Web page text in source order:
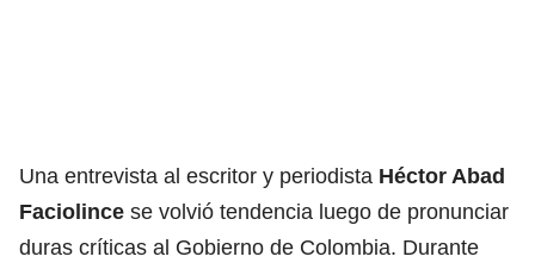
Una entrevista al escritor y periodista Héctor Abad
Faciolince se volvió tendencia luego de pronunciar
duras críticas al Gobierno de Colombia. Durante